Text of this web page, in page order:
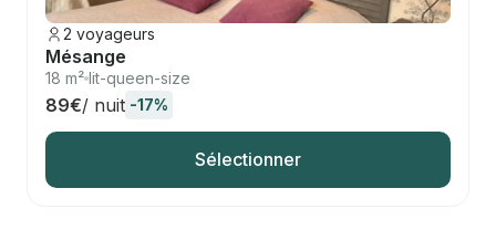
2 voyageurs
Mésange
18 m² lit-queen-size
89€/ nuit -17%
Sélectionner